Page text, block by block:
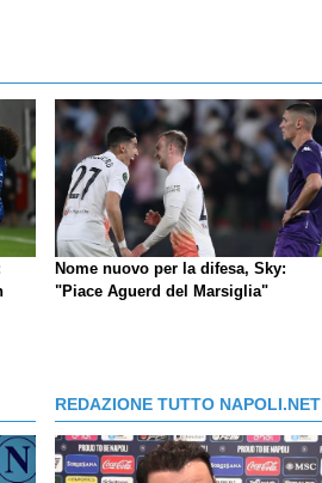
Nome nuovo per la difesa, Sky:
"Piace Aguerd del Marsiglia"
REDAZIONE TUTTO NAPOLI.NET